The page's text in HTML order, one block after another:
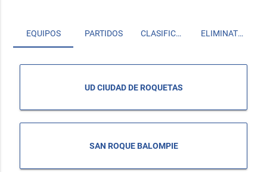
EQUIPOS PARTIDOS CLASIFICACIÓN ELIMINATORIAS
UD CIUDAD DE ROQUETAS
SAN ROQUE BALOMPIE